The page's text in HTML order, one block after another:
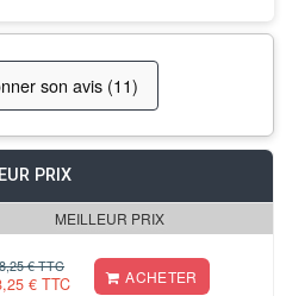
son avis (11)
PRIX
MEILLEUR PRIX
€ TTC
€ TTC ACHETER